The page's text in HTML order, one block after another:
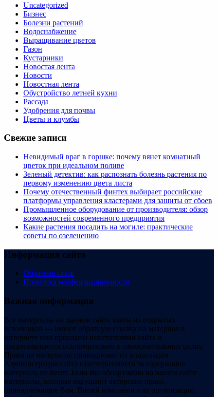
Uncategorized
Бизнес
Болезни растений
Водоснабжение
Выращивание цветов
Газон
Кустарники
Новостая лента
Новости
Новостная лента
Обустройство летней кухни
Рассада
Удобрения для почвы
Цветы и клумбы
Свежие записи
Невидимый враг в горшке: почему вянет комнатный
цветок при идеальном поливе
Зеленый детектив: как распознать болезнь растения по
первому изменению цвета листа
Почему отечественный финтех выбирает российские
платформы управления кластерами для защиты от сбоев
Промышленное оборудование от производителя: обзор
возможностей современного предприятия
Какие растения посадить на могиле: практические
советы по озеленению
Информация сайта
Обратная связь
Политика конфендициальности
Важная информация
Все материалы на данном сайте взяты из открытых
источников — имеют обратную ссылку на материал в
интернете или присланы посетителями сайта и
предоставляются исключительно в ознакомительных целях.
Права на материалы принадлежат их владельцам.
Администрация сайта ответственности за содержание
материала не несет. Если Вы обнаружили на нашем сайте
материалы, которые нарушают авторские права,
принадлежащие Вам, Вашей компании или организации,